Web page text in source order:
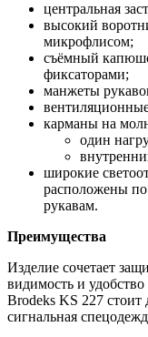
центральная
высокий
микрофлисом;
съёмный
фиксаторами;
манжеты
карманы на
один
широкие
расположены
рукавам.
Преимущества
Изделие сочетает
видимость и
Brodeks KS 227 стоит
сигнальная